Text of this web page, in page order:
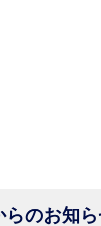
らのお知